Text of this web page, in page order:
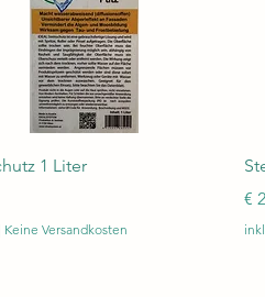
1 Liter
Keine Versandkosten
€